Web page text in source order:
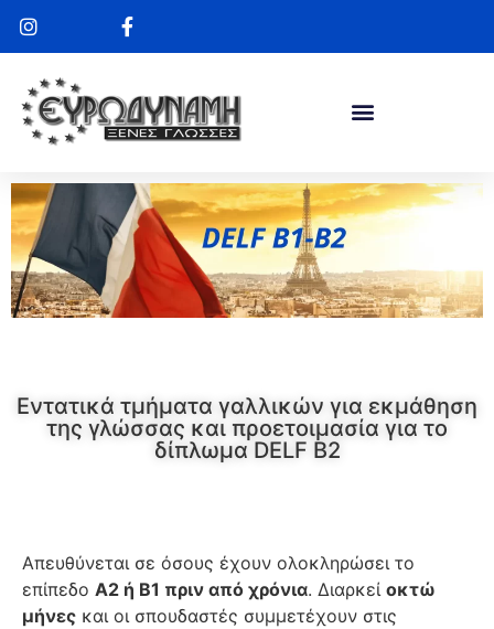
Εντατικά τμήματα γαλλικών για εκμάθηση
της γλώσσας και προετοιμασία για το
δίπλωμα DELF B2
Απευθύνεται σε όσους έχουν ολοκληρώσει το
επίπεδο Α2 ή Β1 πριν από χρόνια. Διαρκεί οκτώ
μήνες και οι σπουδαστές συμμετέχουν στις